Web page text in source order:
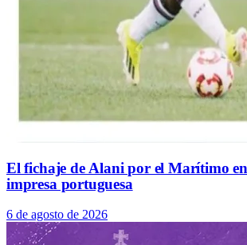
El fichaje de Alani por el Marítimo
impresa portuguesa
6 de agosto de 2026